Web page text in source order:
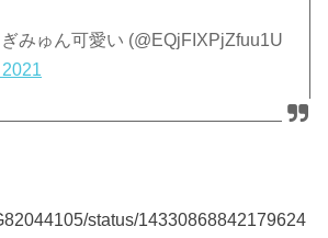
みゅん可愛い (@EQjFIXPjZfuu1U
status/14330868842179624